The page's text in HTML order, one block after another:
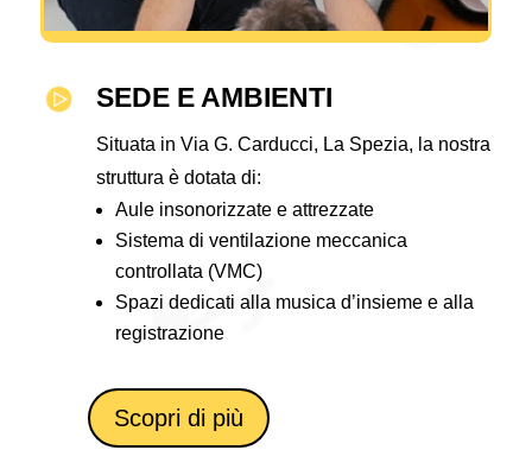
SEDE E AMBIENTI
Situata in Via G. Carducci, La Spezia, la nostra
struttura è dotata di:
Aule insonorizzate e attrezzate
Sistema di ventilazione meccanica
controllata (VMC)
Spazi dedicati alla musica d’insieme e alla
registrazione
Scopri di più